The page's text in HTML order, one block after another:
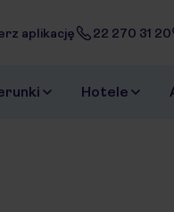
aplikację 22 270 31 20
Hotele